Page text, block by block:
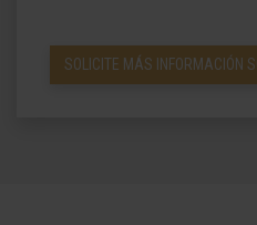
SOLICITE MÁS INFORMACIÓN